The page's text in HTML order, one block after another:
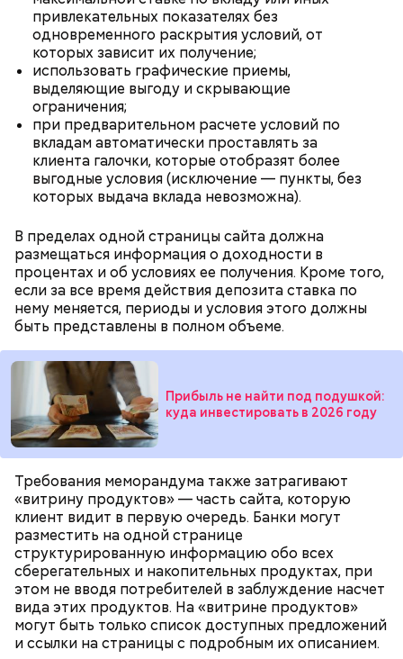
привлекательных показателях без
одновременного раскрытия условий, от
которых зависит их получение;
использовать графические приемы,
выделяющие выгоду и скрывающие
ограничения;
при предварительном расчете условий по
вкладам автоматически проставлять за
клиента галочки, которые отобразят более
выгодные условия (исключение — пункты, без
которых выдача вклада невозможна).
В пределах одной страницы сайта должна
размещаться информация о доходности в
процентах и об условиях ее получения. Кроме того,
если за все время действия депозита ставка по
нему меняется, периоды и условия этого должны
быть представлены в полном объеме.
Прибыль не найти под подушкой:
куда инвестировать в 2026 году
Требования меморандума также затрагивают
«витрину продуктов» — часть сайта, которую
клиент видит в первую очередь. Банки могут
разместить на одной странице
структурированную информацию обо всех
сберегательных и накопительных продуктах, при
этом не вводя потребителей в заблуждение насчет
вида этих продуктов. На «витрине продуктов»
могут быть только список доступных предложений
и ссылки на страницы с подробным их описанием.
Вторая категория — имущественный вычет. Его
получают при покупке или строительстве жилья:
квартиры, дома, комнаты, участка под
индивидуальное жилищное строительство. А если
недвижимость приобреталась в ипотеку, то
вернуть деньги можно не только с самой покупки,
но и с уплаченных банку процентов.
Растут не только ставки
теперь зависит от вашей налоговой ставки. Раньше
все было просто: 13 процентов — и максимум 260
тысяч рублей. Теперь ставки варьируются от 13 до
22 процентов в зависимости от дохода, и чем
выше ставка, тем больше денег вы можете вернуть.
При ставке 22 процента суммы вырастают до 440
тысяч и 660 тысяч рублей соответственно. Итого с
одной квартиры можно вернуть больше миллиона
рублей! Для социальных вычетов общий лимит
расходов в год — 150 тысяч рублей, и при ставке 13
процентов возврат составит 19 500 рублей.
произошли расходы.